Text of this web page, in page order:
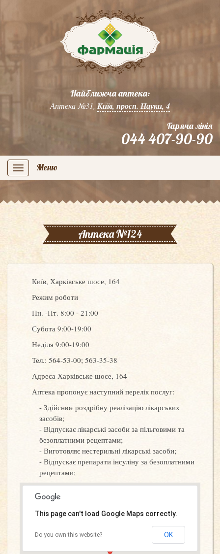
Найближча аптека:
Аптека №31, Київ, просп. Науки, 4
Гаряча лінія
044 407-90-90
navigation
Меню
Аптека №124
Київ, Харківське шосе, 164
Режим роботи
Пн. -Пт. 8:00 - 21:00
Субота 9:00-19:00
Неділя 9:00-19:00
Тел.: 564-53-00; 563-35-38
Адреса Харківське шосе, 164
Аптека пропонує наступний перелік послуг:
Здійснює роздрібну реалізацію лікарських
засобів;
Відпускає лікарські засоби за пільговими та
безоплатними рецептами;
Виготовляє нестерильні лікарські засоби;
Відпускає препарати інсуліну за безоплатними
рецептами;
This page can't load Google Maps correctly.
Do you own this website? OK